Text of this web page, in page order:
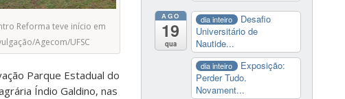
Reforma teve início em
Agecom/UFSC
Parque Estadual do
Índio Galdino, nas
AGO
19
qua
dia inteiro
Desafio
Universitário de
Nautide...
dia inteiro
Exposição:
Perder Tudo.
Novament...